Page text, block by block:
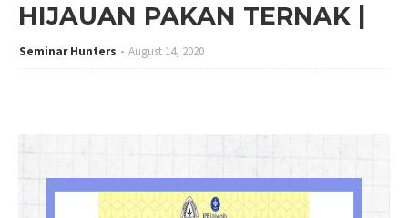
HIJAUAN PAKAN TERNAK |
Seminar Hunters August 14, 2020